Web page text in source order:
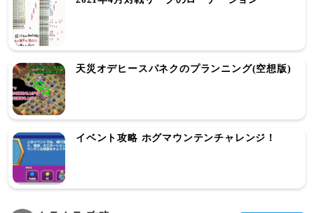
天災オデヒースパネクのプランニング(空想版)
イベント攻略 ホグマウンテンチャレンジ！